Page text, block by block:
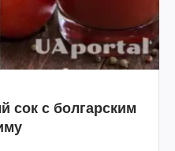
сок с болгарским